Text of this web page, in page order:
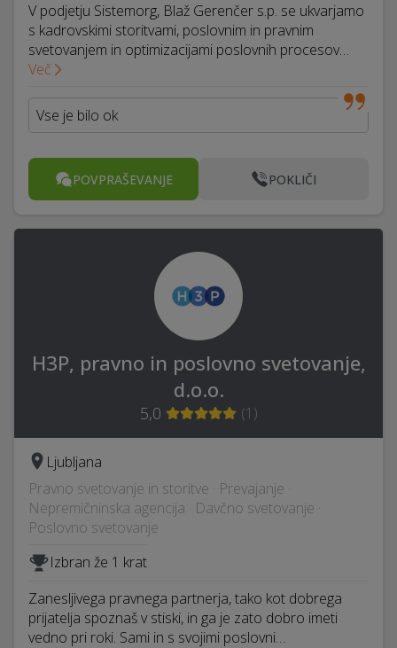
V podjetju Sistemorg, Blaž Gerenčer s.p. se ukvarjamo
s kadrovskimi storitvami, poslovnim in pravnim
svetovanjem in optimizacijami poslovnih procesov…
Več
Vse je bilo ok
POVPRAŠEVANJE POKLIČI
H3P, pravno in poslovno svetovanje,
d.o.o.
5,0 (1 )
Ljubljana
Pravno svetovanje in storitve · Prevajanje ·
Nepremičninska agencija · Davčno svetovanje ·
Poslovno svetovanje
Izbran že 1 krat
Zanesljivega pravnega partnerja, tako kot dobrega
prijatelja spoznaš v stiski, in ga je zato dobro imeti
vedno pri roki. Sami in s svojimi poslovni…